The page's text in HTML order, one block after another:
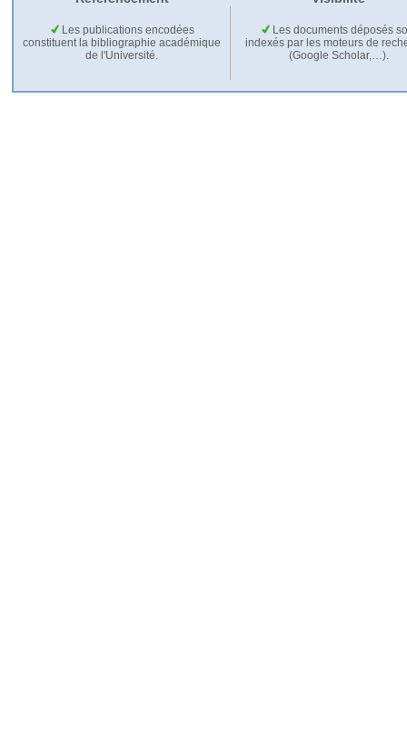
Les publications encodées
constituent la bibliographie académique
de l'Université.
Les documents déposés
indexés par les moteurs de
(Google Scholar,…).